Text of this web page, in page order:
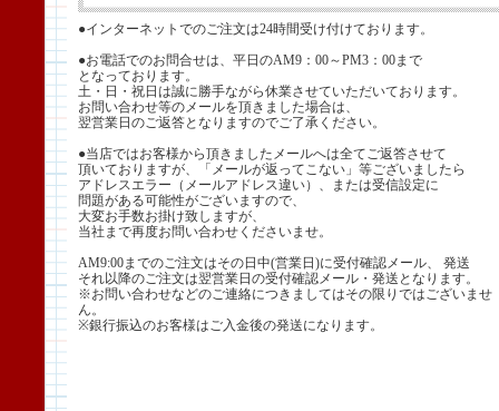
●インターネットでのご注文は24時間受け付けております。
●お電話でのお問合せは、平日のAM9：00～PM3：00まで
となっております。
土・日・祝日は誠に勝手ながら休業させていただいております。
お問い合わせ等のメールを頂きました場合は、
翌営業日のご返答となりますのでご了承ください。
●当店ではお客様から頂きましたメールへは全てご返答させて
頂いておりますが、「メールが返ってこない」等ございましたら
アドレスエラー（メールアドレス違い）、または受信設定に
問題がある可能性がございますので、
大変お手数お掛け致しますが、
当社まで再度お問い合わせくださいませ。
AM9:00までのご注文はその日中(営業日)に受付確認メール、 発送
それ以降のご注文は翌営業日の受付確認メール・発送となります。
※お問い合わせなどのご連絡につきましてはその限りではございませ
ん。
※銀行振込のお客様はご入金後の発送になります。